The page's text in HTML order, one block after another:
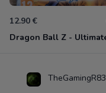
12.90 €
TheGamingR83